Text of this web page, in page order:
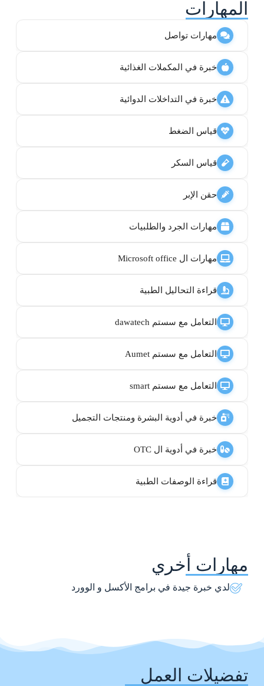
المهارات
مهارات تواصل
خبرة في المكملات الغذائية
خبرة في التداخلات الدوائية
قياس الضغط
قياس السكر
حقن الإبر
مهارات الجرد والطلبيات
مهارات ال Microsoft office
قراءة التحاليل الطبية
التعامل مع سستم dawatech
التعامل مع سستم Aumet
التعامل مع سستم smart
خبرة في أدوية البشرة ومنتجات التجميل
خبرة في أدوية ال OTC
قراءة الوصفات الطبية
مهارات أخري
لدي خبرة جيدة في برامج الأكسل و الوورد
تفضيلات العمل